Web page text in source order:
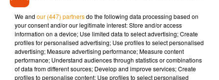
d’échanges étudiants Erasmus, la réforme de la politique
agricole commune et lance le chantier qui aboutira à la
création de l’euro.
Favori des sondages pour l’élection présidentielle de 1995, il
avait finalement refusé de se présenter, douchant les espoirs
We and our (447) partnersdo the following data processing based on
your consent and/or our legitimate interest: Store and/or access
information on a device; Use limited data to select advertising; Create
profiles for personalised advertising; Use profiles to select personalised
advertising; Measure advertising performance; Measure content
performance; Understand audiences through statistics or combinations
of data from different sources; Develop and improve services; Create
profiles to personalise content; Use profiles to select personalised